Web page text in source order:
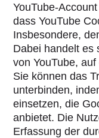
YouTube-
dass YouTube
Insbesondere,
Dabei handelt es
von YouTube,
Sie können das
unterbinden,
einsetzen, die
anbietet. Die
Erfassung der